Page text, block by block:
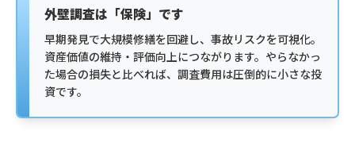
外壁調査は「保険」です
早期発見で大規模修繕を回避し、事故リスクを可視化。
資産価値の維持・評価向上につながります。やらなかっ
た場合の損失と比べれば、調査費用は圧倒的に小さな投
資です。